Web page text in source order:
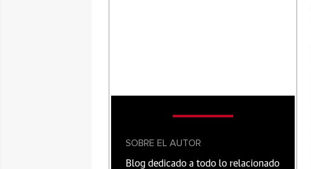
SOBRE EL AUTOR
Blog dedicado a todo lo relacionado